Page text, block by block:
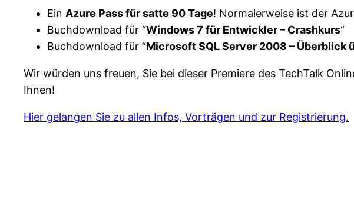
Ein Azure Pass für satte 90 Tage! Normalerweise ist der
Buchdownload für “Windows 7 für Entwickler – Crashkurs“
Buchdownload für “Microsoft SQL Server 2008 – Überblick
Wir würden uns freuen, Sie bei dieser Premiere des TechTalk
Ihnen!
Hier gelangen Sie zu allen Infos, Vorträgen und zur Registrierung.